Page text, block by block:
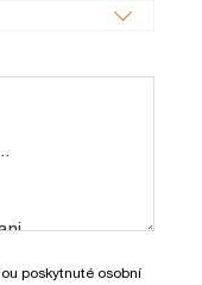
poskytnuté osobní